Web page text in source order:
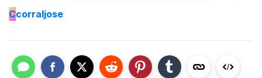
Ccorraljose